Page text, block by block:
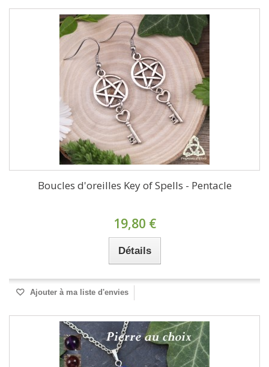
Boucles d'oreilles Key of Spells - Pentacle
19,80 €
Détails
Ajouter à ma liste d'envies